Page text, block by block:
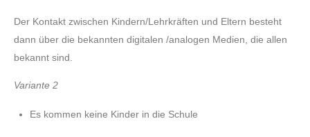
Der Kontakt zwischen Kindern/Lehrkräften und Eltern besteht
dann über die bekannten digitalen /analogen Medien, die allen
bekannt sind.
Variante 2
Es kommen keine Kinder in die Schule